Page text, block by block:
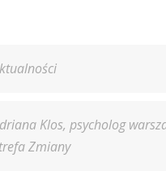
Klos, psycholog
Zmiany